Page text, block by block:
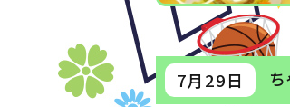
7月29日